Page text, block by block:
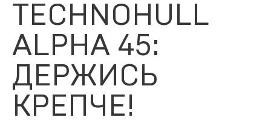
TECHNOHULL
ALPHA 45:
ДЕРЖИСЬ
КРЕПЧЕ!